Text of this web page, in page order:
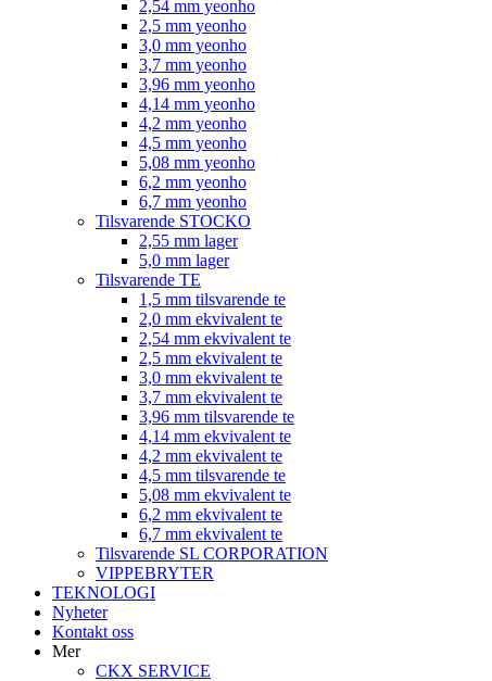
2,54 mm yeonho
2,5 mm yeonho
3,0 mm yeonho
3,7 mm yeonho
3,96 mm yeonho
4,14 mm yeonho
4,2 mm yeonho
4,5 mm yeonho
5,08 mm yeonho
6,2 mm yeonho
6,7 mm yeonho
Tilsvarende STOCKO
2,55 mm lager
5,0 mm lager
Tilsvarende TE
1,5 mm tilsvarende te
2,0 mm ekvivalent te
2,54 mm ekvivalent te
2,5 mm ekvivalent te
3,0 mm ekvivalent te
3,7 mm ekvivalent te
3,96 mm tilsvarende te
4,14 mm ekvivalent te
4,2 mm ekvivalent te
4,5 mm tilsvarende te
5,08 mm ekvivalent te
6,2 mm ekvivalent te
6,7 mm ekvivalent te
Tilsvarende SL CORPORATION
VIPPEBRYTER
TEKNOLOGI
Nyheter
Kontakt oss
Mer
CKX SERVICE